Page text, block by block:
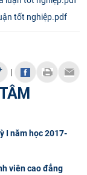
tốt nghiệp.pdf
|
I năm học 2017-
viên cao đẳng